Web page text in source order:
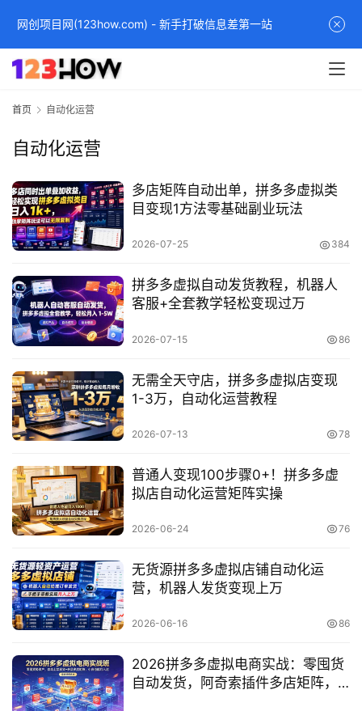
首
页
网
创
快
首页 自动化运营
自动化运营
多店矩阵自动出单，拼多多虚拟类
目变现1方法零基础副业玩法
2026-07-25 384
拼多多虚拟自动发货教程，机器人
客服+全套教学轻松变现过万
2026-07-15 86
无需全天守店，拼多多虚拟店变现
1-3万，自动化运营教程
2026-07-13 78
普通人变现100步骤0+！拼多多虚
拟店自动化运营矩阵实操
2026-06-24 76
无货源拼多多虚拟店铺自动化运
营，机器人发货变现上万
2026-06-16 86
2026拼多多虚拟电商实战：零囤货
自动发货，阿奇索插件多店矩阵，
网创项目网(123how.com) - 新手打破信息差第一站